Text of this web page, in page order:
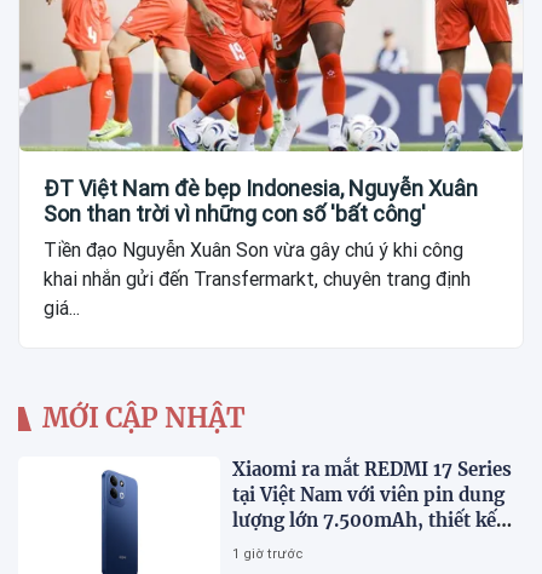
ĐT Việt Nam đè bẹp Indonesia, Nguyễn Xuân
Son than trời vì những con số 'bất công'
Tiền đạo Nguyễn Xuân Son vừa gây chú ý khi công
khai nhắn gửi đến Transfermarkt, chuyên trang định
giá...
MỚI CẬP NHẬT
Xiaomi ra mắt REDMI 17 Series
tại Việt Nam với viên pin dung
lượng lớn 7.500mAh, thiết kế
trẻ trung, giá từ 5,5 triệu đồng
1 giờ trước